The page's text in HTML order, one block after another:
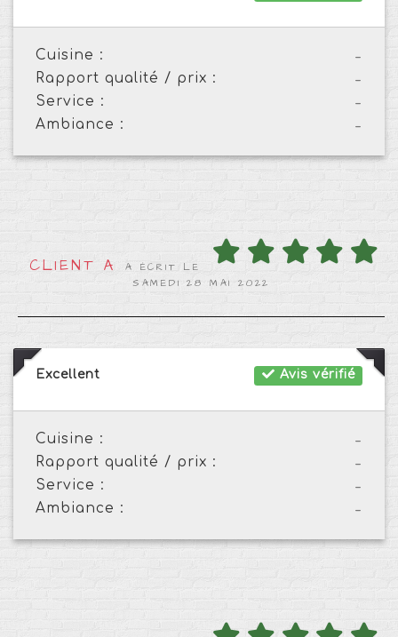
-
Cuisine :
-
Rapport qualité / prix :
-
Service :
-
Ambiance :
CLIENT A
A ÉCRIT LE
SAMEDI 28 MAI 2022
Avis vérifié
Excellent
-
Cuisine :
-
Rapport qualité / prix :
-
Service :
-
Ambiance :